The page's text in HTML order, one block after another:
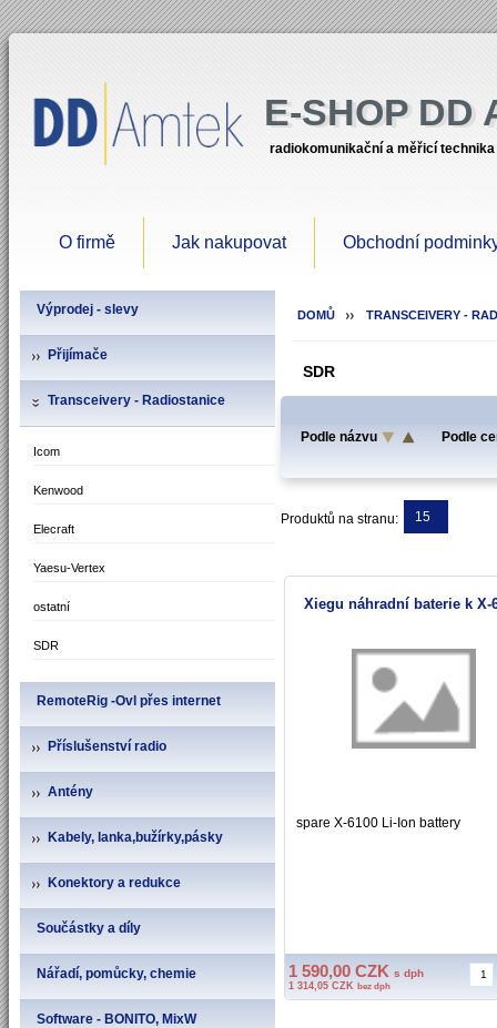
E-SHOP DD
radiokomunikační a měřicí technika
O firmě Jak nakupovat Obchodní
Výprodej - slevy
Přijímače
Transceivery - Radiostanice
Icom
Kenwood
Elecraft
Yaesu-Vertex
ostatní
SDR
RemoteRig -Ovl přes internet
Příslušenství radio
Antény
Kabely, lanka,bužírky,pásky
Konektory a redukce
Součástky a díly
Nářadí, pomůcky, chemie
Software - BONITO, MixW
DOMŮ TRANSCEIVERY -
SDR
Podle názvu Podle
Produktů na stranu: 15
Xiegu náhradní baterie k X-
spare X-6100 Li-Ion battery
1 590,00 CZK s dph
1 314,05 CZK bez dph